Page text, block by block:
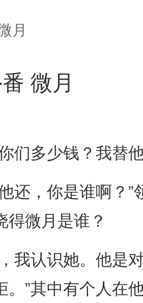
月
微月
多少钱？我替他
，你是谁啊？”
得微月是谁？
认识她。他是对
。”其中有个人在